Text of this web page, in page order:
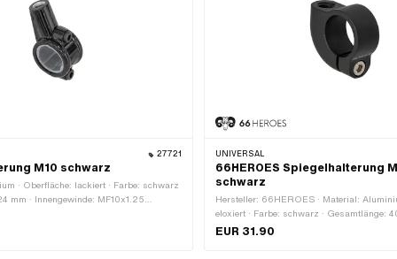
27721
M10 schwarz
· Oberfläche: lackiert · Farbe: schwarz
mm · Innengewinde: MF10x1.25
22 mm
UNIVERSAL
66HEROES Spiegelhalterung
schwarz
Hersteller: 66HEROES · Material:
eloxiert · Farbe: schwarz · Gesamtlänge:
Innengewinde: M5x0.8 (Standardgewinde)
EUR 31.90